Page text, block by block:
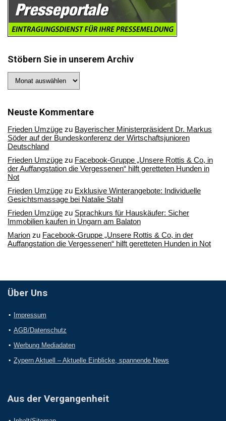
Stöbern Sie in unserem Archiv
Sie
Archiv
Neuste Kommentare
Frieden Umzüge zu Bayerischer Ministerpräsident Dr. Markus
Söder auf der Bundeskonferenz der Wirtschaftsjunioren
Deutschland
Frieden Umzüge zu Facebook-Gruppe „Unsere Rottis & Co, in
der Auffangstation die Vergessenen“ hilft geretteten Hunden in
Not
Frieden Umzüge zu Exklusive Winterangebote: Individuelle
Gesichtsmassage bei Natalie Stahl
Frieden Umzüge zu Sprachkurs für Hauskäufer: Sicher
Immobilien kaufen in Ungarn am Balaton
Marion zu Facebook-Gruppe „Unsere Rottis & Co, in der
Auffangstation die Vergessenen“ hilft geretteten Hunden in Not
Über Uns
Impressum
AGB/Datenschutz
Werbung Mediadaten
Zypern Aktuell – Aktuelle Einblicke, spannende News
Aus der Vergangenheit